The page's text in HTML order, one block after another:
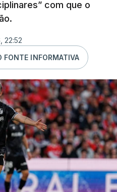
com que o
22:52
FONTE INFORMATIVA